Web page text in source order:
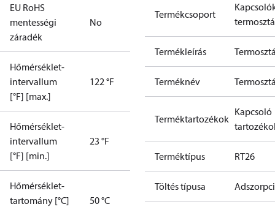
EU RoHS
mentességi
záradék
No
Hőmérséklet-
intervallum
[°F] [max.]
122 °F
Hőmérséklet-
intervallum
[°F] [min.]
23 °F
Hőmérséklet-
tartomány [°C]
50 °C
Termékcsoport
Termékleírás
Terméknév
Terméktartozékok
Kapcsoló
Terméktípus RT26
Töltés típusa